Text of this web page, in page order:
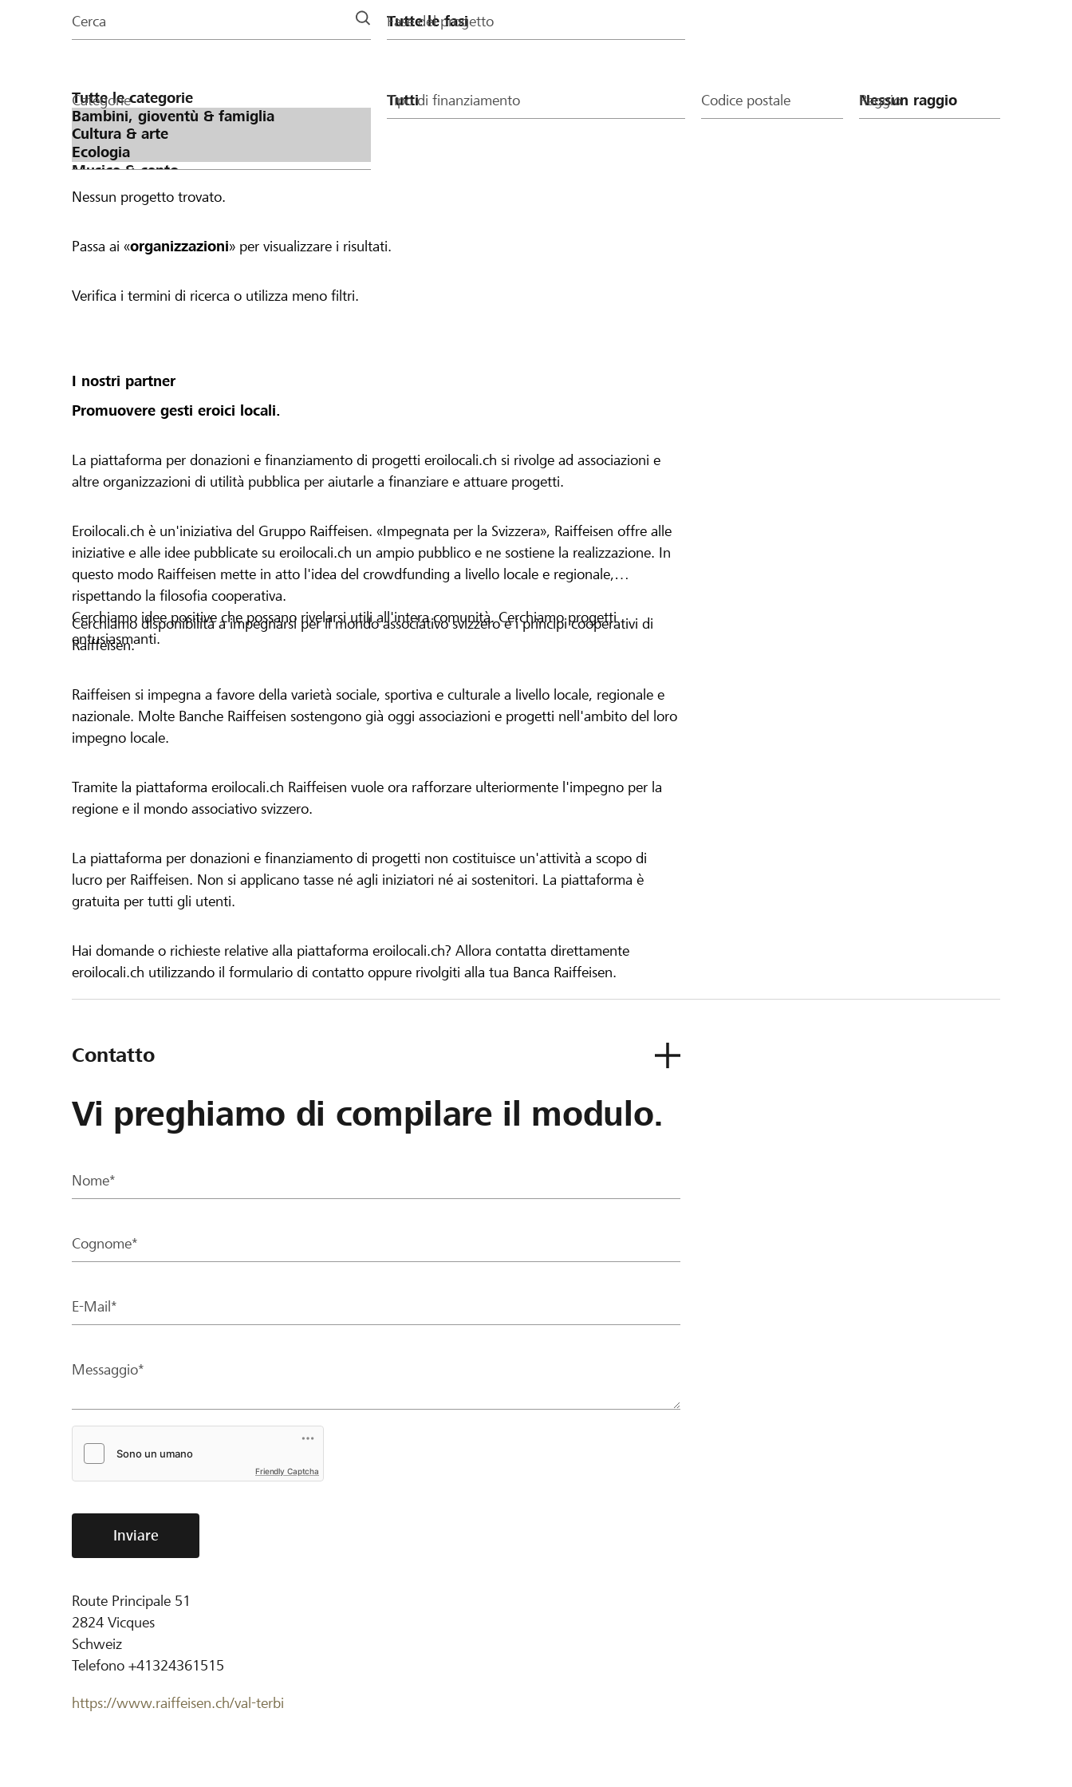
della
Cerca Fase del progetto
Categorie Tipo di finanziamento Codice postale Raggio
Nessun progetto trovato.
Passa ai «organizzazioni» per visualizzare i risultati.
Verifica i termini di ricerca o utilizza meno filtri.
I nostri partner
Promuovere gesti eroici locali.
La piattaforma per donazioni e finanziamento di progetti eroilocali.ch si rivolge ad associazioni e
altre organizzazioni di utilità pubblica per aiutarle a finanziare e attuare progetti.
Eroilocali.ch è un'iniziativa del Gruppo Raiffeisen. «Impegnata per la Svizzera», Raiffeisen offre alle
iniziative e alle idee pubblicate su eroilocali.ch un ampio pubblico e ne sostiene la realizzazione. In
questo modo Raiffeisen mette in atto l'idea del crowdfunding a livello locale e regionale,
rispettando la filosofia cooperativa.
Cerchiamo idee positive che possano rivelarsi utili all'intera comunità. Cerchiamo progetti
entusiasmanti.
Cerchiamo disponibilità a impegnarsi per il mondo associativo svizzero e i principi cooperativi di
Raiffeisen.
Raiffeisen si impegna a favore della varietà sociale, sportiva e culturale a livello locale, regionale e
nazionale. Molte Banche Raiffeisen sostengono già oggi associazioni e progetti nell'ambito del loro
impegno locale.
Tramite la piattaforma eroilocali.ch Raiffeisen vuole ora rafforzare ulteriormente l'impegno per la
regione e il mondo associativo svizzero.
La piattaforma per donazioni e finanziamento di progetti non costituisce un'attività a scopo di
lucro per Raiffeisen. Non si applicano tasse né agli iniziatori né ai sostenitori. La piattaforma è
gratuita per tutti gli utenti.
Hai domande o richieste relative alla piattaforma eroilocali.ch? Allora contatta direttamente
eroilocali.ch utilizzando il formulario di contatto oppure rivolgiti alla tua Banca Raiffeisen.
Contatto
Vi preghiamo di compilare il modulo.
Nome*
Cognome*
E-Mail*
Messaggio*
Friendly Captcha
Inviare
Route Principale 51
2824 Vicques
Schweiz
Telefono +41324361515
https://www.raiffeisen.ch/val-terbi